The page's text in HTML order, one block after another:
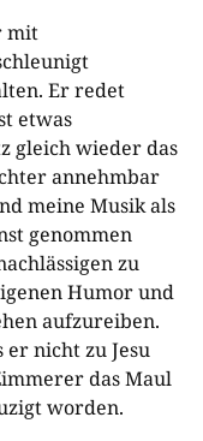
mit
Er redet
etwas
gleich wieder das
annehmbar
meine Musik als
genommen
zu
Humor und
aufzureiben.
er nicht zu Jesu
das Maul
worden.